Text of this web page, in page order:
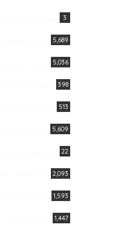
3
5,689
5,036
398
513
5,609
22
2,093
1,593
1,447